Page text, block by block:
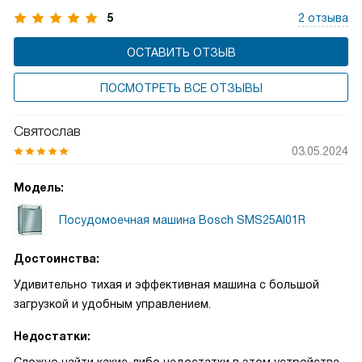
5 2 отзыва
ОСТАВИТЬ ОТЗЫВ
ПОСМОТРЕТЬ ВСЕ ОТЗЫВЫ
Святослав
03.05.2024
Модель:
Посудомоечная машина Bosch SMS25AI01R
Достоинства:
Удивительно тихая и эффективная машина с большой
загрузкой и удобным управлением.
Недостатки: